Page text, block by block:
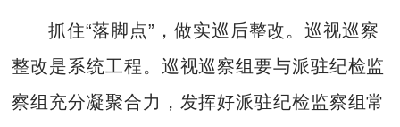
抓住“落脚点”，做实巡后整改。巡视巡察
整改是系统工程。巡视巡察组要与派驻纪检监
察组充分凝聚合力，发挥好派驻纪检监察组常